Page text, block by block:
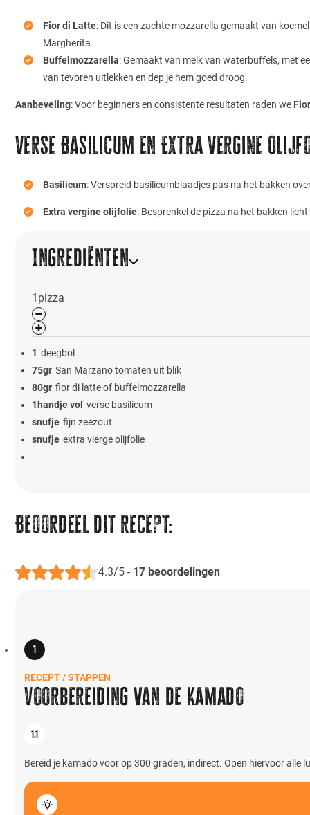
Fior di Latte: Dit is een zachte mozzarella gemaakt van
Margherita.
Buffelmozzarella: Gemaakt van melk van waterbuffels, met
van tevoren uitlekken en dep je hem goed droog.
Aanbeveling: Voor beginners en consistente resultaten raden we
Verse Basilicum en Extra Vergine
Basilicum: Verspreid basilicumblaadjes pas na het bakken
Extra vergine olijfolie: Besprenkel de pizza na het bakken
Ingrediënten
1 pizza
1 deegbol
75gr San Marzano tomaten uit blik
80gr fior di latte of buffelmozzarella
1 handje vol verse basilicum
snufje fijn zeezout
snufje extra vierge olijfolie
Beoordeel dit recept:
4.3/5- 17beoordelingen
RECEPT / STAPPEN
Voorbereiding van de Kamado
Bereid je kamado voor op 300 graden, indirect. Open hiervoor